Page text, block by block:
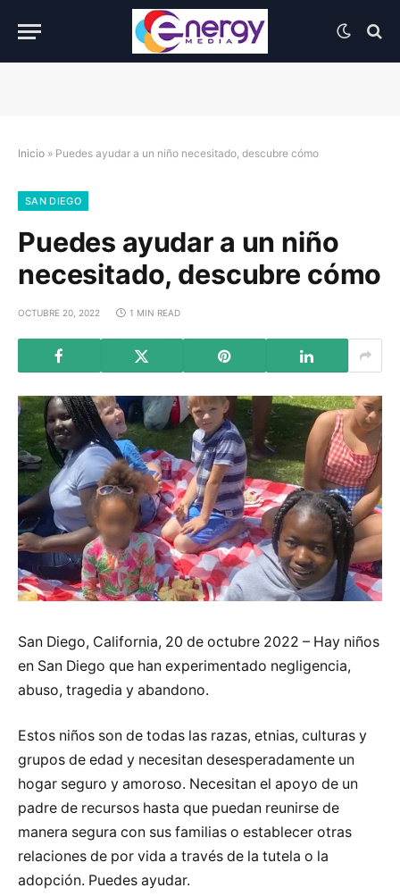
Inicio » Puedes ayudar a un niño necesitado, descubre cómo
SAN DIEGO
Puedes ayudar a un niño
necesitado, descubre cómo
OCTUBRE 20, 2022 1 MIN READ
San Diego, California, 20 de octubre 2022 – Hay niños
en San Diego que han experimentado negligencia,
abuso, tragedia y abandono.
Estos niños son de todas las razas, etnias, culturas y
grupos de edad y necesitan desesperadamente un
hogar seguro y amoroso. Necesitan el apoyo de un
padre de recursos hasta que puedan reunirse de
manera segura con sus familias o establecer otras
relaciones de por vida a través de la tutela o la
adopción. Puedes ayudar.